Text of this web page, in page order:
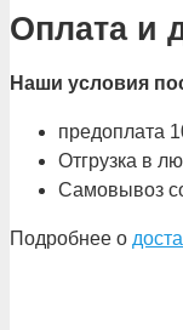
Оплата и
Наши условия
предоплата
Отгрузка в
Самовывоз
Подробнее о